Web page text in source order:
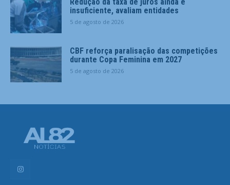
Redução da taxa de juros ainda é
insuficiente, avaliam entidades
5 de agosto de 2026
CBF reforça paralisação das competições
durante Copa Feminina em 2027
5 de agosto de 2026